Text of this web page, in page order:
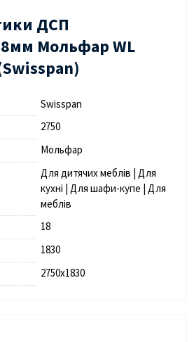
ДСП
Мольфар WL
Swisspan
2750
Мольфар
Для дитячих меблів | Для
кухні | Для шафи-купе | Для
меблів
18
1830
2750х1830